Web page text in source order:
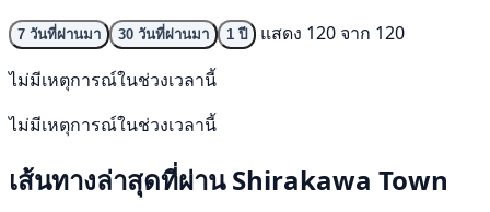
7 วันที่ผ่านมา 30 วันที่ผ่านมา 1 ปี
แสดง 120 จาก 120
ไม่มีเหตุการณ์ในช่วงเวลานี้
ไม่มีเหตุการณ์ในช่วงเวลานี้
เส้นทางล่าสุดที่ผ่าน Shirakawa Town